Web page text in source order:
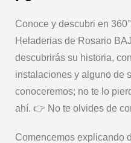
Conoce y descubri en
Heladerias de Rosario
descubrirás su historia,
instalaciones y alguno de
conoceremos; no te lo
ahí. 👉 No te olvides de
Comencemos explicando